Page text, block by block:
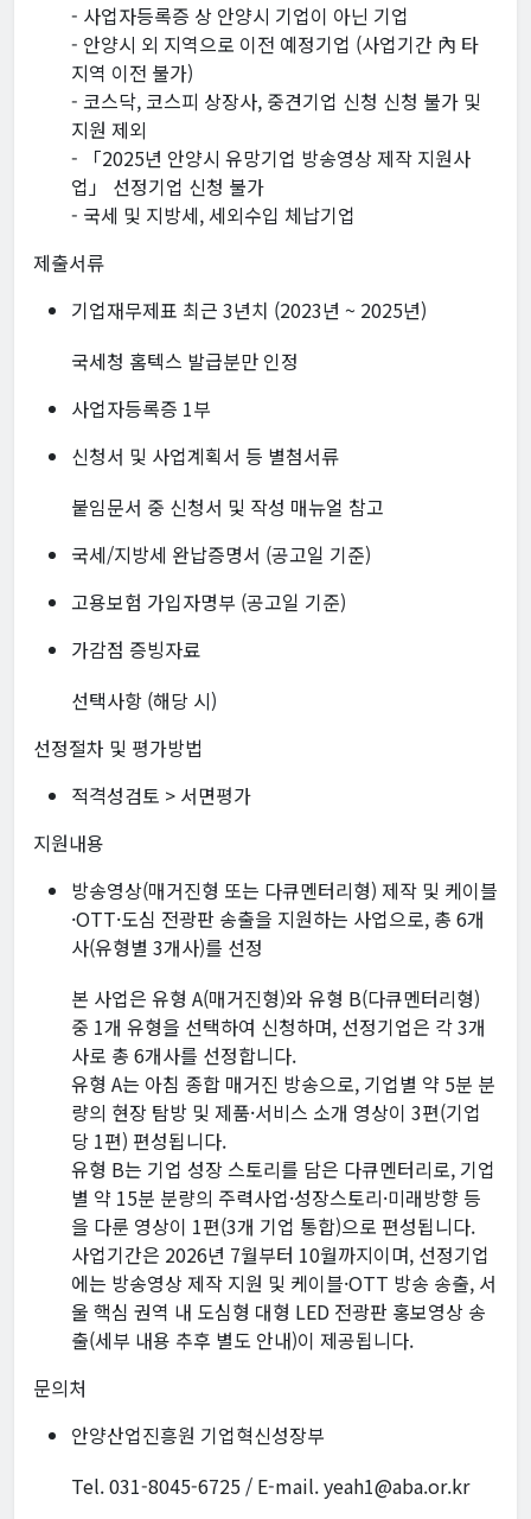
- 사업자등록증 상 안양시 기업이 아닌 기업
- 안양시 외 지역으로 이전 예정기업 (사업기간 內 타
지역 이전 불가)
- 코스닥, 코스피 상장사, 중견기업 신청 신청 불가 및
지원 제외
- 「2025년 안양시 유망기업 방송영상 제작 지원사
업」 선정기업 신청 불가
- 국세 및 지방세, 세외수입 체납기업
제출서류
기업재무제표 최근 3년치 (2023년 ~ 2025년)
국세청 홈텍스 발급분만 인정
사업자등록증 1부
신청서 및 사업계획서 등 별첨서류
붙임문서 중 신청서 및 작성 매뉴얼 참고
국세/지방세 완납증명서 (공고일 기준)
고용보험 가입자명부 (공고일 기준)
가감점 증빙자료
선택사항 (해당 시)
선정절차 및 평가방법
적격성검토 > 서면평가
지원내용
방송영상(매거진형 또는 다큐멘터리형) 제작 및 케이블
·OTT·도심 전광판 송출을 지원하는 사업으로, 총 6개
사(유형별 3개사)를 선정
본 사업은 유형 A(매거진형)와 유형 B(다큐멘터리형)
중 1개 유형을 선택하여 신청하며, 선정기업은 각 3개
사로 총 6개사를 선정합니다.
유형 A는 아침 종합 매거진 방송으로, 기업별 약 5분 분
량의 현장 탐방 및 제품·서비스 소개 영상이 3편(기업
당 1편) 편성됩니다.
유형 B는 기업 성장 스토리를 담은 다큐멘터리로, 기업
별 약 15분 분량의 주력사업·성장스토리·미래방향 등
을 다룬 영상이 1편(3개 기업 통합)으로 편성됩니다.
사업기간은 2026년 7월부터 10월까지이며, 선정기업
에는 방송영상 제작 지원 및 케이블·OTT 방송 송출, 서
울 핵심 권역 내 도심형 대형 LED 전광판 홍보영상 송
출(세부 내용 추후 별도 안내)이 제공됩니다.
문의처
안양산업진흥원 기업혁신성장부
Tel. 031-8045-6725 / E-mail. yeah1@aba.or.kr